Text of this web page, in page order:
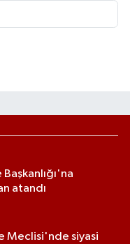
Başkanlığı'na
atandı
Meclisi'nde siyasi